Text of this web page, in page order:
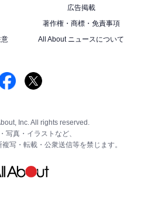
広告掲載
著作権・商標・免責事項
All About ニュースについて
Inc. All rights reserved.
写真・イラストなど、
写・転載・公衆送信等を禁じます。